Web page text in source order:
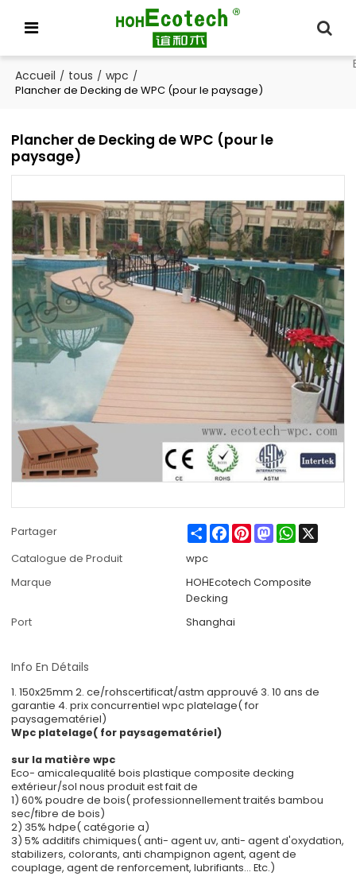
Accueil / tous / wpc /
Plancher de Decking de WPC (pour le paysage)
Plancher de Decking de WPC (pour le
paysage)
Partager ShareFacebook
PinterestMastodonWhatsApp
X
Catalogue de Produit
wpc
Marque
HOHEcotech Composite
Decking
Port
Shanghai
Info En Détails
1. 150x25mm 2. ce/rohscertificat/astm approuvé 3. 10 ans de
garantie 4. prix concurrentiel wpc platelage( for
paysagematériel)
Wpc platelage( for paysagematériel)
sur la matière wpc
Eco- amicalequalité bois plastique composite decking
extérieur/sol nous produit est fait de
1) 60% poudre de bois( professionnellement traités bambou
sec/fibre de bois)
2) 35% hdpe( catégorie a)
3) 5% additifs chimiques( anti- agent uv, anti- agent d'oxydation,
stabilizers, colorants, anti champignon agent, agent de
couplage, agent de renforcement, lubrifiants... Etc.)